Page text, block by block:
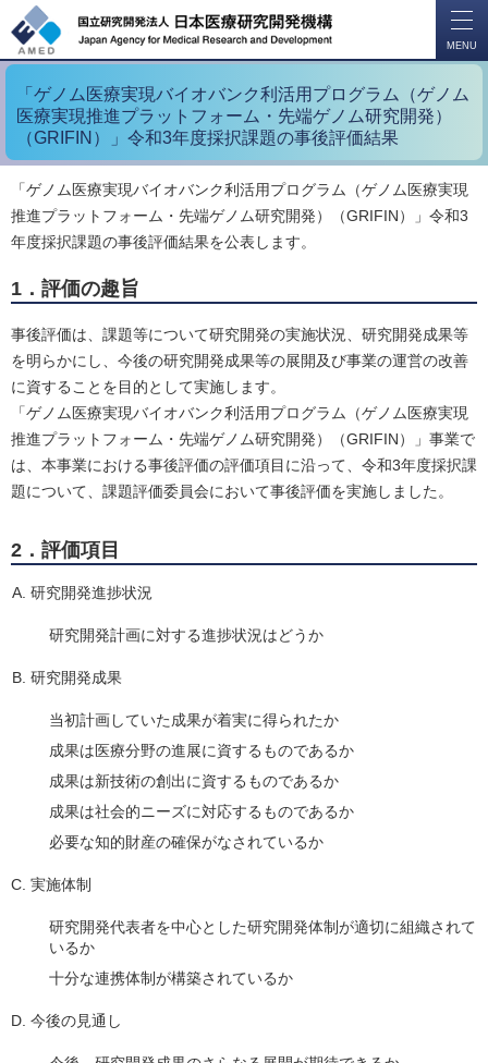
MENU
「ゲノム医療実現バイオバンク利活用プログラム（ゲノム
医療実現推進プラットフォーム・先端ゲノム研究開発）
（GRIFIN）」令和3年度採択課題の事後評価結果
「ゲノム医療実現バイオバンク利活用プログラム（ゲノム医療実現
推進プラットフォーム・先端ゲノム研究開発）（GRIFIN）」令和3
年度採択課題の事後評価結果を公表します。
1．評価の趣旨
事後評価は、課題等について研究開発の実施状況、研究開発成果等
を明らかにし、今後の研究開発成果等の展開及び事業の運営の改善
に資することを目的として実施します。
「ゲノム医療実現バイオバンク利活用プログラム（ゲノム医療実現
推進プラットフォーム・先端ゲノム研究開発）（GRIFIN）」事業で
は、本事業における事後評価の評価項目に沿って、令和3年度採択課
題について、課題評価委員会において事後評価を実施しました。
2．評価項目
研究開発進捗状況
研究開発計画に対する進捗状況はどうか
研究開発成果
当初計画していた成果が着実に得られたか
成果は医療分野の進展に資するものであるか
成果は新技術の創出に資するものであるか
成果は社会的ニーズに対応するものであるか
必要な知的財産の確保がなされているか
実施体制
研究開発代表者を中心とした研究開発体制が適切に組織されて
いるか
十分な連携体制が構築されているか
今後の見通し